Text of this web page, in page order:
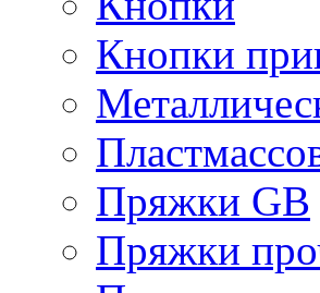
Кнопки
Пряжки GB
Пряжки